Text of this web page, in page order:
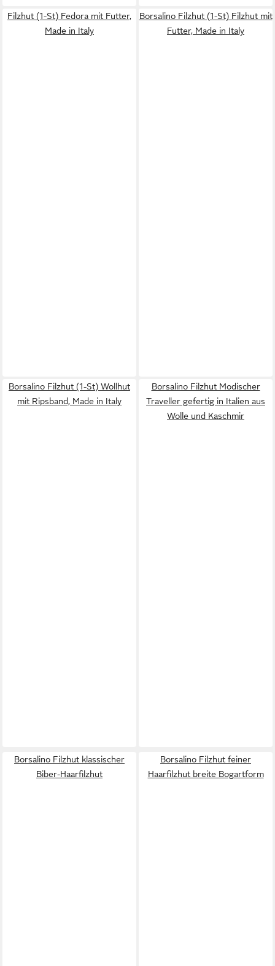
Filzhut (1-St) Fedora mit Futter,
Made in Italy
Borsalino Filzhut (1-St) Filzhut mit
Futter, Made in Italy
Borsalino Filzhut (1-St) Wollhut
mit Ripsband, Made in Italy
Borsalino Filzhut Modischer
Traveller gefertig in Italien aus
Wolle und Kaschmir
Borsalino Filzhut klassischer
Biber-Haarfilzhut
Borsalino Filzhut feiner
Haarfilzhut breite Bogartform